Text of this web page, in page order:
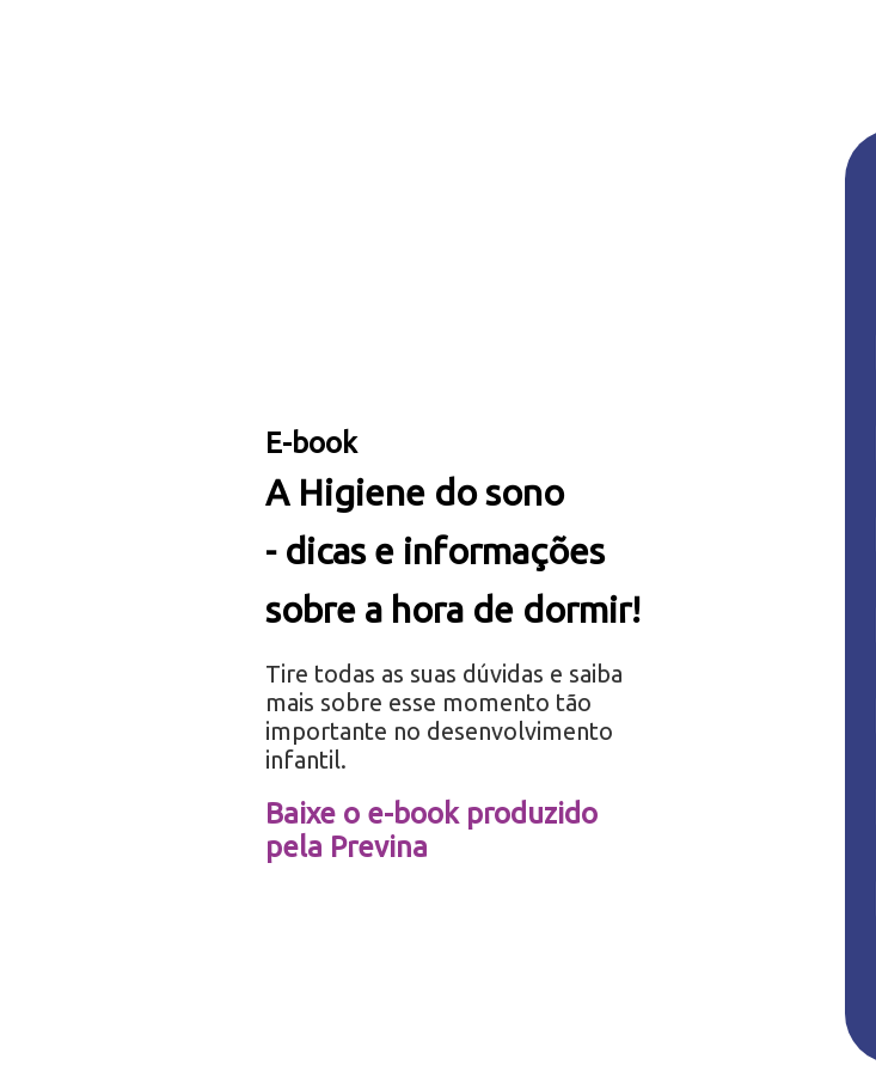
E-book
A Higiene do sono
- dicas e informações
sobre a hora de dormir!
Tire todas as suas dúvidas e saiba
mais sobre esse momento tão
importante no desenvolvimento
infantil.
Baixe o e-book produzido
pela Previna